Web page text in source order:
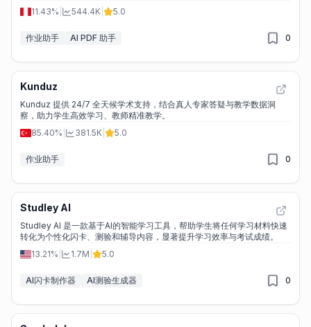
11.43%
544.4K 5.0
作业助手 AI PDF 助手 0
Kunduz
Kunduz 提供 24/7 全天候学术支持，结合真人专家答疑与教学数据洞
察，助力学生高效学习、教师精准教学。
85.40%
381.5K 5.0
作业助手 0
Studley AI
Studley AI 是一款基于AI的智能学习工具，帮助学生将任何学习材料快速
转化为个性化闪卡、测验和辅导内容，显著提升学习效率与考试成绩。
13.21%
1.7M 5.0
AI闪卡制作器 AI测验生成器 0